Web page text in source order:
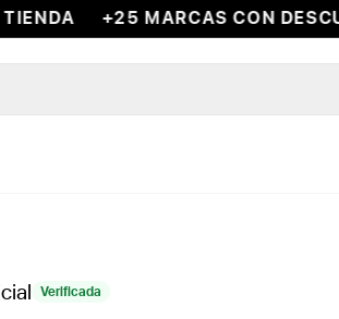
+25 MARCAS CON
Verificada